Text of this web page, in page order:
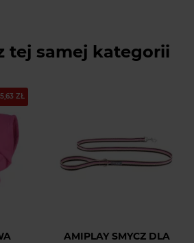
tej samej kategorii
ZŁ
AMIPLAY SMYCZ DLA